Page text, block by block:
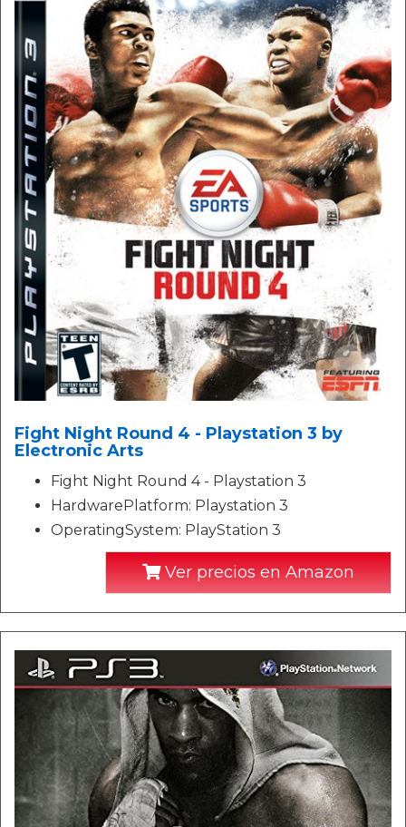
Fight Night Round 4 - Playstation 3 by
Electronic Arts
Fight Night Round 4 - Playstation 3
HardwarePlatform: Playstation 3
OperatingSystem: PlayStation 3
Ver precios en Amazon